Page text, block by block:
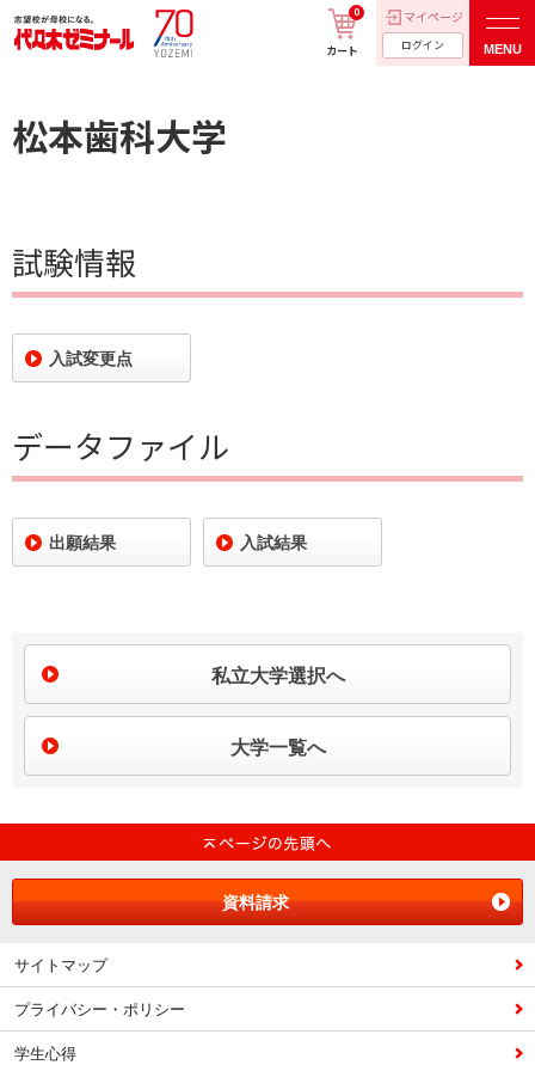
カート
0 マイページ
ログイン MENU
松本歯科大学
試験情報
入試変更点
データファイル
出願結果 入試結果
私立大学選択へ
大学一覧へ
資料請求
サイトマップ
プライバシー・ポリシー
学生心得